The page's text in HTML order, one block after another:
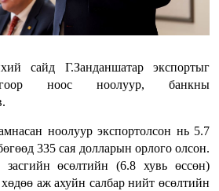
сайд Г.Занданшатар экспортыг
ноос ноолуур, банкны
ноолуур экспортолсон нь 5.7
335 сая долларын орлого олсон.
өсөлтийн (6.8 хувь өссөн)
аж ахуйн салбар нийт өсөлтийн